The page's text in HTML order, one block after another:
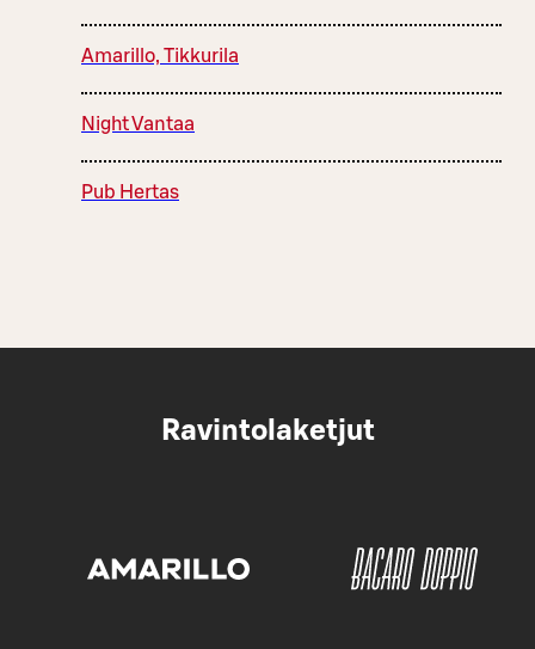
Amarillo, Tikkurila
Night Vantaa
Pub Hertas
Ravintolaketjut